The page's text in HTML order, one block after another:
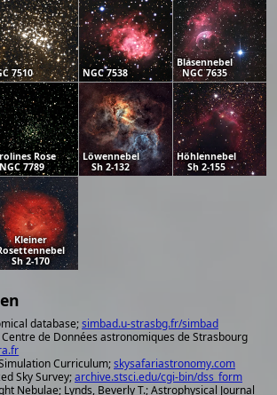
7510 NGC 7538
Blasennebel
NGC 7635
Rose
NGC 7789
Löwennebel
Sh 2-132
Höhlennebel
Sh 2-155
Kleiner
Sh 2-170
database;simbad.u-strasbg.fr/simbad
de Données astronomiques de Strasbourg
Curriculum;skysafariastronomy.com
Sky Survey;archive.stsci.edu/cgi-bin/dss_form
Nebulae; Lynds, Beverly T.; Astrophysical Journal